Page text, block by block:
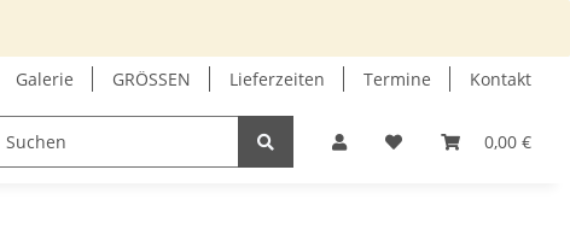
Galerie GRÖSSEN Lieferzeiten Termine Kontakt
0,00 €
GUTSCHEIN INFOECKE